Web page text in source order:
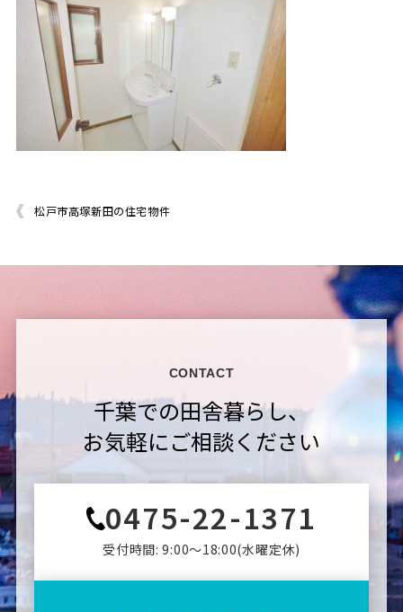
松戸市高塚新田の住宅物件
CONTACT
千葉での田舎暮らし、
お気軽にご相談ください
0475-22-1371
受付時間: 9:00〜18:00(⽔曜定休)